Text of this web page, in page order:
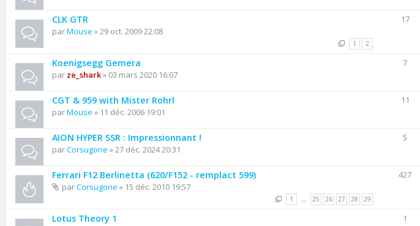
CLK GTR
parMouse » 29 oct. 2009 22:08
1 2
17
Koenigsegg Gemera
par ze_shark» 03 mars 2020 16:07
7
CGT & 959 with Mister Rohrl
parMouse » 11 déc. 2006 19:01
11
AION HYPER SSR : Impressionnant !
parCorsugone » 27 déc. 2024 20:31
5
Ferrari F12 Berlinetta (620/F152 - remplact 599)
parCorsugone » 15 déc. 2010 19:57
1 … 25 26 27 28 29
427
Lotus Theory 1 1